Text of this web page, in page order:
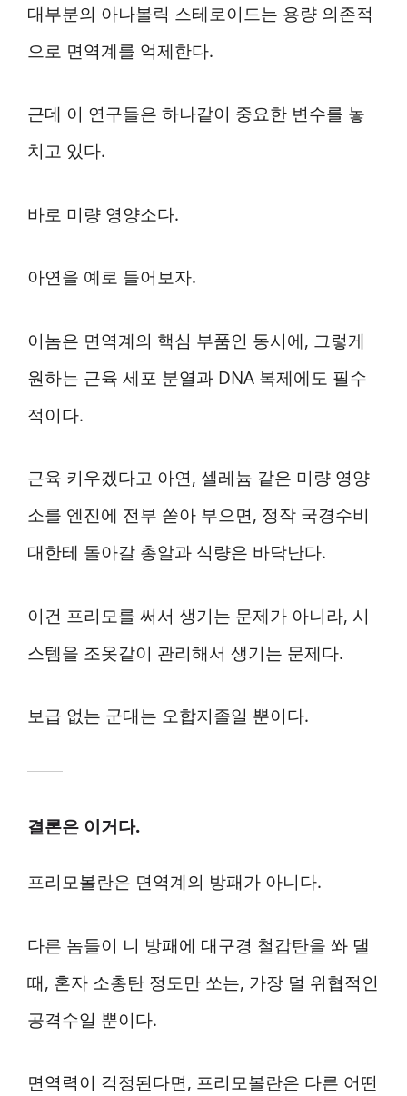
대부분의 아나볼릭 스테로이드는 용량 의존적
으로 면역계를 억제한다.
근데 이 연구들은 하나같이 중요한 변수를 놓
치고 있다.
바로 미량 영양소다.
아연을 예로 들어보자.
이놈은 면역계의 핵심 부품인 동시에, 그렇게
원하는 근육 세포 분열과 DNA 복제에도 필수
적이다.
근육 키우겠다고 아연, 셀레늄 같은 미량 영양
소를 엔진에 전부 쏟아 부으면, 정작 국경수비
대한테 돌아갈 총알과 식량은 바닥난다.
이건 프리모를 써서 생기는 문제가 아니라, 시
스템을 조옷같이 관리해서 생기는 문제다.
보급 없는 군대는 오합지졸일 뿐이다.
결론은 이거다.
프리모볼란은 면역계의 방패가 아니다.
다른 놈들이 니 방패에 대구경 철갑탄을 쏴 댈
때, 혼자 소총탄 정도만 쏘는, 가장 덜 위협적인
공격수일 뿐이다.
면역력이 걱정된다면, 프리모볼란은 다른 어떤